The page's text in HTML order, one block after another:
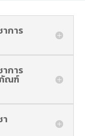
การ
การ
ณฑ์